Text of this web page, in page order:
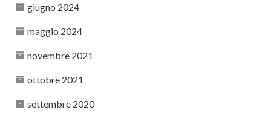
giugno 2024
maggio 2024
novembre 2021
ottobre 2021
settembre 2020